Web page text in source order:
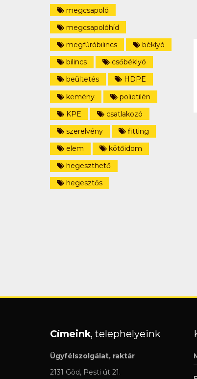
megcsapoló
megcsapolóhíd
megfúróbilincs
béklyó
bilincs
csőbéklyó
beültetés
HDPE
kemény
polietilén
KPE
csatlakozó
szerelvény
fitting
elem
kötőidom
hegeszthető
hegesztős
Címeink, telephelyeink
Ügyfélszolgálat, raktár
2131 Göd, Pesti út 21.